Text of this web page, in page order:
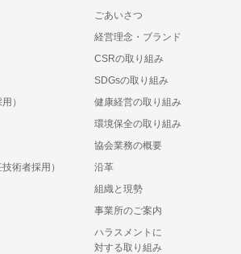
）
術者採用）
ごあいさつ
経営理念・ブランド
CSRの取り組み
SDGsの取り組み
健康経営の取り組み
環境保全の取り組み
協会業務の概要
沿革
組織と現勢
事業所のご案内
ハラスメントに
対する取り組み